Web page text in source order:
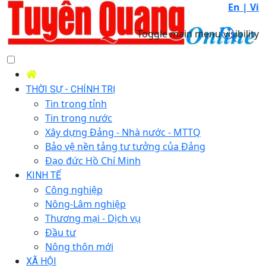
En | Vi
Toggle main menu visibility
THỜI SỰ - CHÍNH TRỊ
Tin trong tỉnh
Tin trong nước
Xây dựng Đảng - Nhà nước - MTTQ
Bảo vệ nền tảng tư tưởng của Đảng
Đạo đức Hồ Chí Minh
KINH TẾ
Công nghiệp
Nông-Lâm nghiệp
Thương mại - Dịch vụ
Đầu tư
Nông thôn mới
XÃ HỘI